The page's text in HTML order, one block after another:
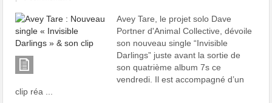
Avey Tare, le projet solo Dave
Portner d'Animal Collective, dévoile
son nouveau single “Invisible
Darlings” juste avant la sortie de
son quatrième album 7s ce
vendredi. Il est accompagné d’un
clip réa ...